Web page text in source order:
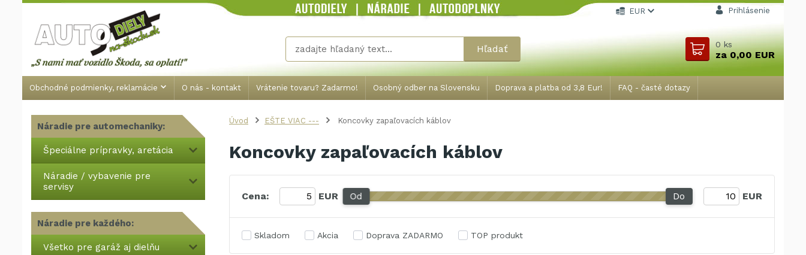
Obchodné podmienky, reklamácie O nás - kontakt Vrátenie tovaru? Zadarmo! Osobný odber na Slovensku Doprava a platba od 3,8 Eur! FAQ - časté dotazy
EUR Prihlásenie
Hľadať 0ks
za0,00 EUR
Náradie pre automechaniky:
Špeciálne prípravky, aretácia
Náradie / vybavenie pre
servisy
Náradie pre každého:
Všetko pre garáž aj dielňu
Úvod EŠTE VIAC --- Koncovky zapaľovacích káblov
Koncovky zapaľovacích káblov
Cena: EUR Od Do EUR
Skladom Akcia Doprava ZADARMO TOP produkt